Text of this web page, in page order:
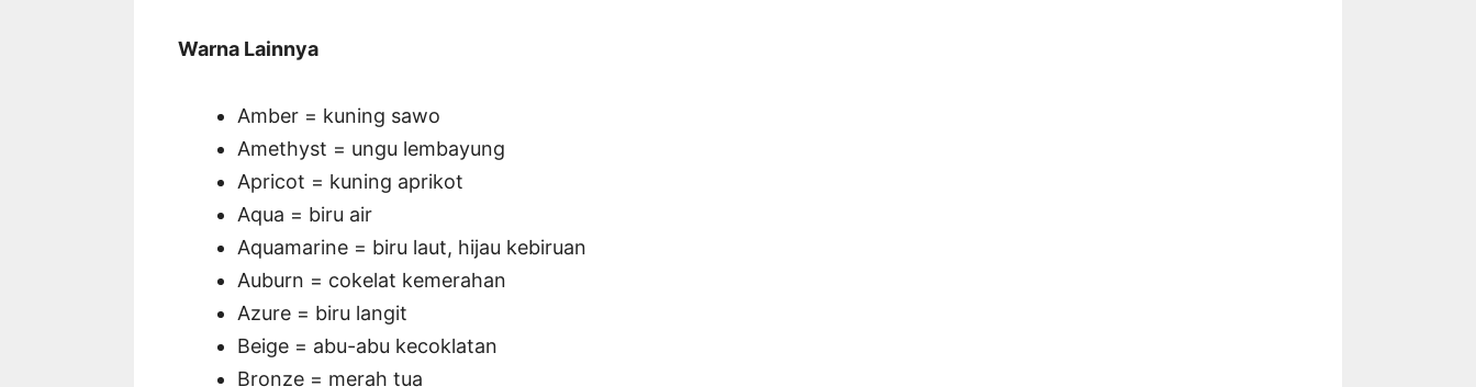
Warna Lainnya
Amber = kuning sawo
Amethyst = ungu lembayung
Apricot = kuning aprikot
Aqua = biru air
Aquamarine = biru laut, hijau kebiruan
Auburn = cokelat kemerahan
Azure = biru langit
Beige = abu-abu kecoklatan
Bronze = merah tua